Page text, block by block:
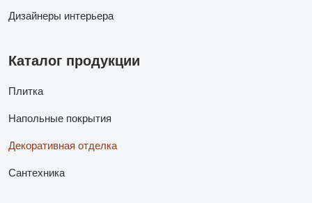
Дизайнеры интерьера
Каталог продукции
Плитка
Напольные покрытия
Декоративная отделка
Сантехника